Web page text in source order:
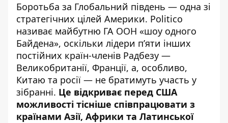
Боротьба за Глобальний південь — одна зі
стратегічних цілей Америки. Politico
називає майбутню ГА ООН «шоу одного
Байдена», оскільки лідери п’яти інших
постійних країн-членів Радбезу —
Великобританії, Франції, а, особливо,
Китаю та росії — не братимуть участь у
зібранні. Це відкриває перед США
можливості тісніше співпрацювати з
країнами Азії, Африки та Латинської